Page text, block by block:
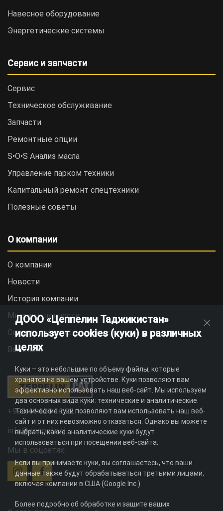
Навесное оборудование
Энергетические системы
Сервис и запчасти
Сервис
Техническое обслуживание
Запчасти
Ремонтные опции
S•O•S Анализ масла
Управление парком техники
Капитальный ремонт спецтехники
Полезные советы
О компании
О компании
Новости
История компании
Миссия и ценности
Социальная ответственность
Вакансии
+992 44 625 11 22
info@zeppelin.tj
Мы в соцсетях:
ДООО «Цеппелин Таджикистан»
использует cookies (куки) в различных
целях
Куки – это небольшие по объему файлы, которые
хранятся на вашем устройстве. Куки позволяют вам
эффективно использовать наш веб-сайт. Мы используем
два основных вида куки: технические и аналитические.
Технические куки позволяют вам использовать наш веб-
сайт и от них невозможно отказаться. Однако вы можете
выбрать, какие аналитические куки будут
использоваться при посещении веб-сайта.
Если вы принимаете куки, вы соглашаетесь, что ваши
данные также будут обрабатываться третьими лицами,
включая компании в США (Google Inc.).
Более подробно об обработке и защите ваших